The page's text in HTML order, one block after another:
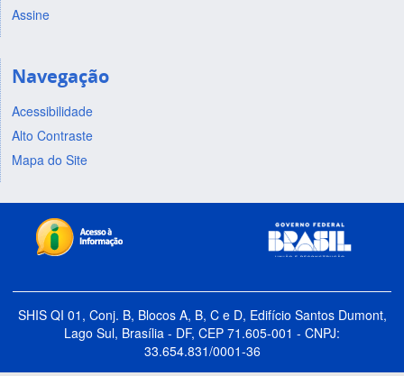
Assine
Navegação
Acessibilidade
Alto Contraste
Mapa do Site
SHIS QI 01, Conj. B, Blocos A, B, C e D, Edifício Santos Dumont,
Lago Sul, Brasília - DF, CEP 71.605-001 - CNPJ:
33.654.831/0001-36